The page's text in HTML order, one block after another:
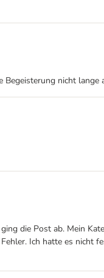
nicht lange
die Post ab. Mein
Ich hatte es nicht